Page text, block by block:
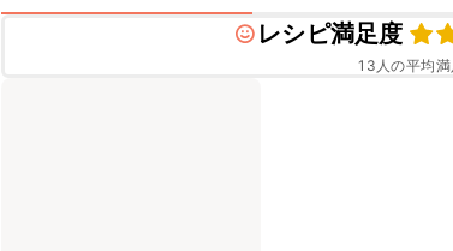
レシピ満足度
13 人の平均